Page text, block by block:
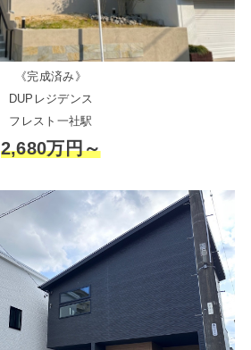
《完成済み》
DUPレジデンス
フレスト一社駅
2,680万円～